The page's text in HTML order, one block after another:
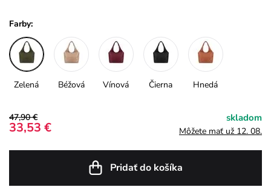
Farby:
Zelená Béžová Vínová Čierna Hnedá
47,90 €
33,53 €
skladom
Môžete mať už 12. 08.
Pridať do košíka